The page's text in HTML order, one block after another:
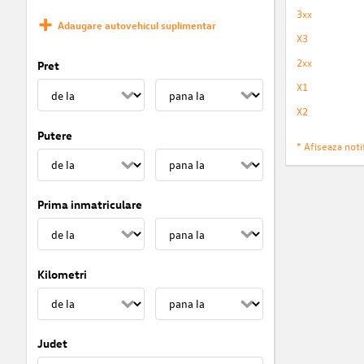
Adaugare autovehicul suplimentar
Pret
Putere
Prima inmatriculare
Kilometri
Judet
3xx
X3
2xx
X1
X2
* Afiseaza